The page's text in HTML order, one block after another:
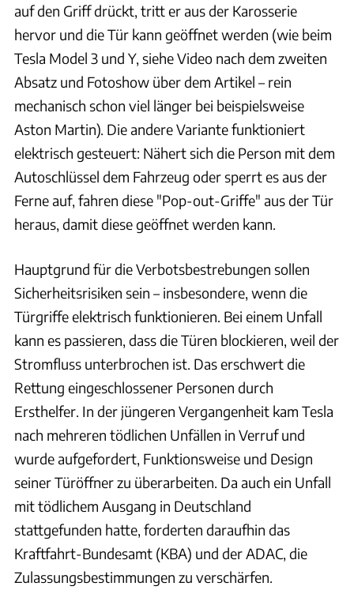
auf den Griff drückt, tritt er aus der Karosserie
hervor und die Tür kann geöffnet werden (wie beim
Tesla Model 3 und Y, siehe Video nach dem zweiten
Absatz und Fotoshow über dem Artikel – rein
mechanisch schon viel länger bei beispielsweise
Aston Martin). Die andere Variante funktioniert
elektrisch gesteuert: Nähert sich die Person mit dem
Autoschlüssel dem Fahrzeug oder sperrt es aus der
Ferne auf, fahren diese "Pop-out-Griffe" aus der Tür
heraus, damit diese geöffnet werden kann.
Hauptgrund für die Verbotsbestrebungen sollen
Sicherheitsrisiken sein – insbesondere, wenn die
Türgriffe elektrisch funktionieren. Bei einem Unfall
kann es passieren, dass die Türen blockieren, weil der
Stromfluss unterbrochen ist. Das erschwert die
Rettung eingeschlossener Personen durch
Ersthelfer. In der jüngeren Vergangenheit kam Tesla
nach mehreren tödlichen Unfällen in Verruf und
wurde aufgefordert, Funktionsweise und Design
seiner Türöffner zu überarbeiten. Da auch ein Unfall
mit tödlichem Ausgang in Deutschland
stattgefunden hatte, forderten daraufhin das
Kraftfahrt-Bundesamt (KBA) und der ADAC, die
Zulassungsbestimmungen zu verschärfen.